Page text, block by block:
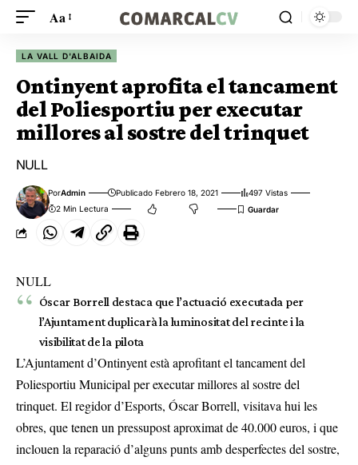
Aa
LA VALL D'ALBAIDA
Ontinyent aprofita el tancament
del Poliesportiu per executar
millores al sostre del trinquet
NULL
PorAdmin Publicado Febrero 18, 2021
497 Vistas
2 Min Lectura
NULL
Óscar Borrell destaca que l’actuació executada per
l’Ajuntament duplicarà la luminositat del recinte i la
visibilitat de la pilota
L’Ajuntament d’Ontinyent està aprofitant el tancament del
Poliesportiu Municipal per executar millores al sostre del
trinquet. El regidor d’Esports, Óscar Borrell, visitava hui les
obres, que tenen un pressupost aproximat de 40.000 euros, i que
inclouen la reparació d’alguns punts amb desperfectes del sostre,